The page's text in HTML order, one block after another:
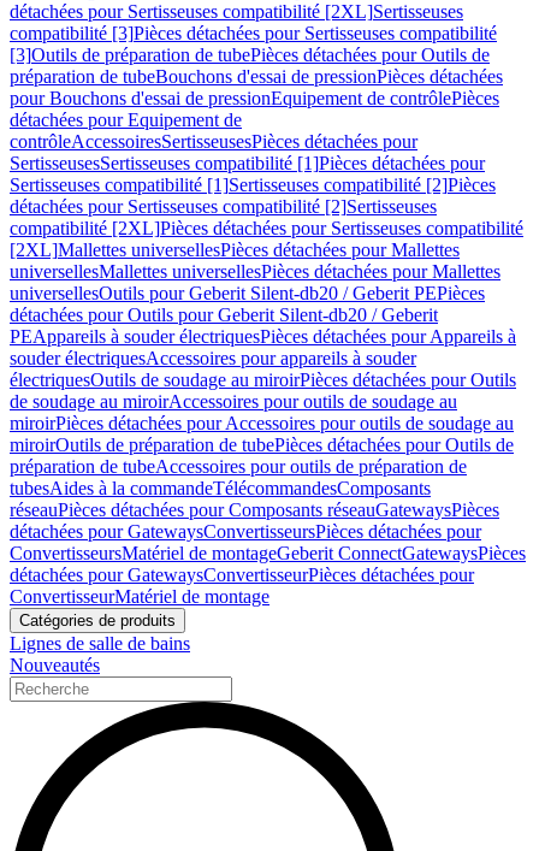
détachées pour Sertisseuses compatibilité [2XL]Sertisseuses
compatibilité [3]Pièces détachées pour Sertisseuses compatibilité
[3]Outils de préparation de tubePièces détachées pour Outils de
préparation de tubeBouchons d'essai de pressionPièces détachées
pour Bouchons d'essai de pressionEquipement de contrôlePièces
détachées pour Equipement de
contrôleAccessoiresSertisseusesPièces détachées pour
SertisseusesSertisseuses compatibilité [1]Pièces détachées pour
Sertisseuses compatibilité [1]Sertisseuses compatibilité [2]Pièces
détachées pour Sertisseuses compatibilité [2]Sertisseuses
compatibilité [2XL]Pièces détachées pour Sertisseuses compatibilité
[2XL]Mallettes universellesPièces détachées pour Mallettes
universellesMallettes universellesPièces détachées pour Mallettes
universellesOutils pour Geberit Silent-db20 / Geberit PEPièces
détachées pour Outils pour Geberit Silent-db20 / Geberit
PEAppareils à souder électriquesPièces détachées pour Appareils à
souder électriquesAccessoires pour appareils à souder
électriquesOutils de soudage au miroirPièces détachées pour Outils
de soudage au miroirAccessoires pour outils de soudage au
miroirPièces détachées pour Accessoires pour outils de soudage au
miroirOutils de préparation de tubePièces détachées pour Outils de
préparation de tubeAccessoires pour outils de préparation de
tubesAides à la commandeTélécommandesComposants
réseauPièces détachées pour Composants réseauGatewaysPièces
détachées pour GatewaysConvertisseursPièces détachées pour
ConvertisseursMatériel de montageGeberit ConnectGatewaysPièces
détachées pour GatewaysConvertisseurPièces détachées pour
ConvertisseurMatériel de montage
Catégories de produits
Lignes de salle de bains
Nouveautés